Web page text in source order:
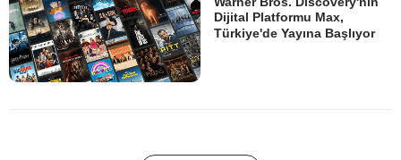
Dijital Platformu Max,
Türkiye'de Yayına Başlıyor